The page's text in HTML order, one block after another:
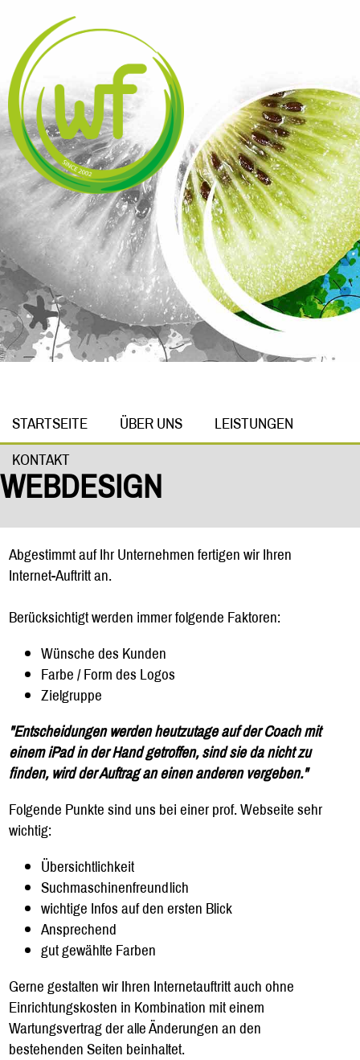
STARTSEITE ÜBER UNS
LEISTUNGEN
KONTAKT
WEBDESIGN
Abgestimmt auf Ihr Unternehmen fertigen wir Ihren
Internet-Auftritt an.
Berücksichtigt werden immer folgende Faktoren:
Wünsche des Kunden
Farbe / Form des Logos
Zielgruppe
"Entscheidungen werden heutzutage auf der Coach mit
einem iPad in der Hand getroffen, sind sie da nicht zu
finden, wird der Auftrag an einen anderen vergeben."
Folgende Punkte sind uns bei einer prof. Webseite sehr
wichtig:
Übersichtlichkeit
Suchmaschinenfreundlich
wichtige Infos auf den ersten Blick
Ansprechend
gut gewählte Farben
Gerne gestalten wir Ihren Internetauftritt auch ohne
Einrichtungskosten in Kombination mit einem
Wartungsvertrag der alle Änderungen an den
bestehenden Seiten beinhaltet.